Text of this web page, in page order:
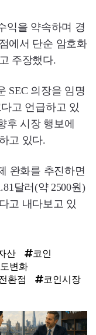
익을 약속하며 경
에서 단순 암호화
주장했다.
SEC 의장을 임명
고 언급하고 있
후 시장 행보에
고 있다.
완화를 추진하면
달러(약 2500원)
고 내다보고 있
산
코인
변화
환점
코인시장